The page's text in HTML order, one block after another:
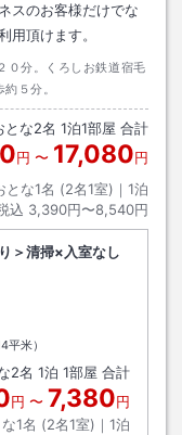
スのお客様だけでな
用頂けます。
０分。くろしお鉄道宿毛
５分。
とな2名 1泊1部屋 合計
円 〜 17,080円
とな1名 (2名1室)｜ 1泊
込 3,390円〜8,540円
＞清掃×入室なし
平米）
2名 1泊 1部屋 合計
円 〜 7,380円
1名 (2名1室)｜ 1泊